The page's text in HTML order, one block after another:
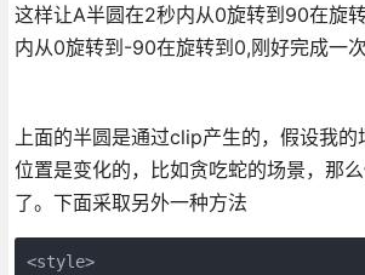
这样让A半圆在2秒内从0旋转到90在旋
内从0旋转到-90在旋转到0,刚好完成一次
上面的半圆是通过clip产生的，假设我
位置是变化的，比如贪吃蛇的场景，那
了。下面采取另外一种方法
<style>